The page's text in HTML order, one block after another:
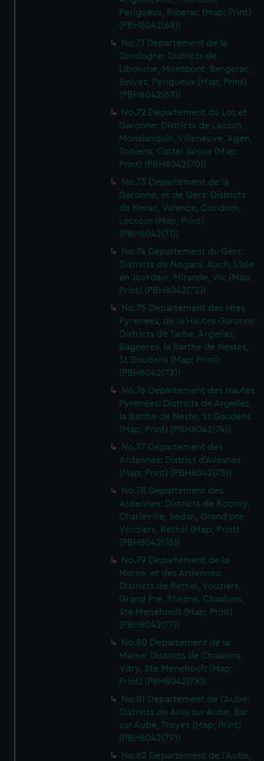
Perigueux, Riberac (Map; Print)
(PBH8042(68))
No.71 Departement de la
Dordogne: Districts de
Libourne, Montpont, Bergerac,
Belvez, Perigueux (Map; Print)
(PBH8042(69))
No.72 Departement du Lot et
Garonne: Districts de Lauzun,
Monslanquin, Villeneuve, Agen,
Toniens, Castel Jaloux (Map;
Print) (PBH8042(70))
No.73 Departement de la
Garonne, et de Gers: Districts
de Nerac, Valence, Condom,
Lectour (Map; Print)
(PBH8042(71))
No.74 Departement du Gers:
Districts de Nogaro, Auch, L'Isle
en Jourdain, Mirande, Vic (Map;
Print) (PBH8042(72))
No.75 Departement des Htes
Pyrenees, de la Hautes Garonne:
Districts de Tarbe, Argellez,
Bagneres, la Barthe de Nestes,
St Gaudens (Map; Print)
(PBH8042(73))
No.76 Departement des Hautes
Pyrenees: Districts de Argellez,
la Barthe de Neste, St Gaudens
(Map; Print) (PBH8042(74))
No.77 Departement des
Ardennes: District d'Avesnes
(Map; Print) (PBH8042(75))
No.78 Departement des
Ardennes: Districts de Rocroy,
Charleville, Sedan, Grand pre,
Vouziers, Rethel (Map; Print)
(PBH8042(76))
No.79 Departement de la
Marne, et des Ardennes:
Districts de Rethel, Vouziers,
Grand Pre, Rheims, Chaalons,
Ste Menehoult (Map; Print)
(PBH8042(77))
No.80 Departement de la
Marne: Districts de Chaalons,
Vitry, Ste Menehoult (Map;
Print) (PBH8042(78))
No.81 Departement de l'Aube:
Districts de Arus sur Aube, Bar
sur Aube, Troyes (Map; Print)
(PBH8042(79))
No.82 Departement de l'Aube,